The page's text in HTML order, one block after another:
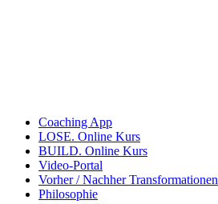
Coaching App
LOSE. Online Kurs
BUILD. Online Kurs
Video-Portal
Vorher / Nachher Transformationen
Philosophie